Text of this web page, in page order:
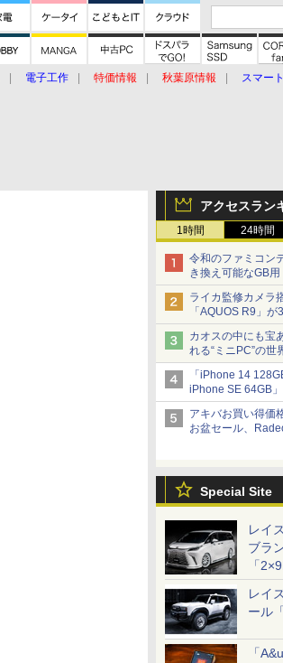
電子工作 特価情報 秋葉原情報
スマー
アクセスラン
1時間 24時間
令和のファミコン
き換え可能なGB
ム」
ライカ監修カメラ
「AQUOS R9」
カオスの中にも宝
れる“ミニPC”の世
仕様や特徴を整理
by 石川 ひさよし
「iPhone 14
iPhone SE 64GB
セール
アキバお買い得価
お盆セール、
円、水平周波数
9,801円、暑さ指
Special Site
レイ
ブラ
「
レイ
ール
「